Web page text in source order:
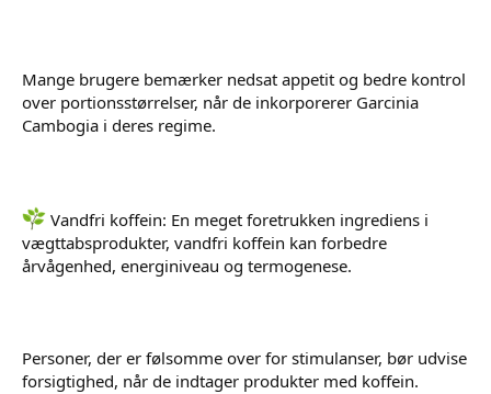
Mange brugere bemærker nedsat appetit og bedre kontrol
over portionsstørrelser, når de inkorporerer Garcinia
Cambogia i deres regime.
Vandfri koffein: En meget foretrukken ingrediens i
vægttabsprodukter, vandfri koffein kan forbedre
årvågenhed, energiniveau og termogenese.
Personer, der er følsomme over for stimulanser, bør udvise
forsigtighed, når de indtager produkter med koffein.